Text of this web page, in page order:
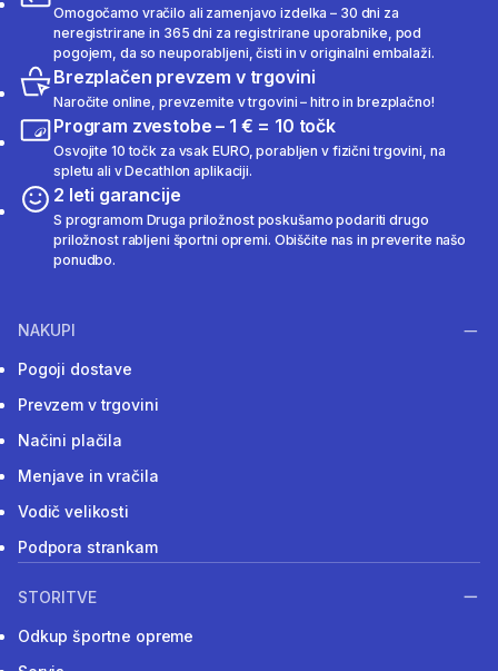
Omogočamo vračilo ali zamenjavo izdelka – 30 dni za
neregistrirane in 365 dni za registrirane uporabnike, pod
pogojem, da so neuporabljeni, čisti in v originalni embalaži.
Brezplačen prevzem v trgovini
Naročite online, prevzemite v trgovini – hitro in brezplačno!
Program zvestobe – 1 € = 10 točk
Osvojite 10 točk za vsak EURO, porabljen v fizični trgovini, na
spletu ali v Decathlon aplikaciji.
2 leti garancije
S programom Druga priložnost poskušamo podariti drugo
priložnost rabljeni športni opremi. Obiščite nas in preverite našo
ponudbo.
NAKUPI
Pogoji dostave
Prevzem v trgovini
Načini plačila
Menjave in vračila
Vodič velikosti
Podpora strankam
STORITVE
Odkup športne opreme